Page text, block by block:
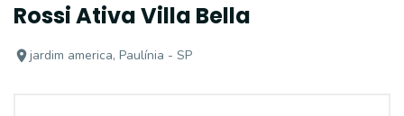
Rossi Ativa Villa Bella
jardim america, Paulínia - SP